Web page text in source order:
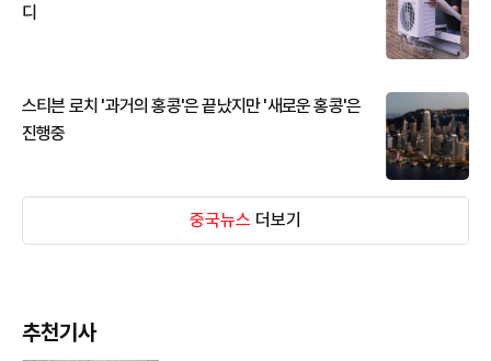
디
스티븐 로치 '과거의 홍콩'은 끝났지만 '새로운 홍콩'은
진행중
중국뉴스 더보기
추천기사